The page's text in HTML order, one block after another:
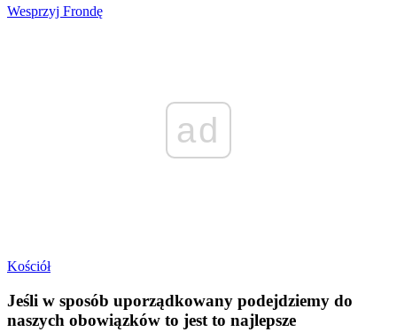
Wesprzyj Frondę
ad
Kościół
Jeśli w sposób uporządkowany podejdziemy do
naszych obowiązków to jest to najlepsze